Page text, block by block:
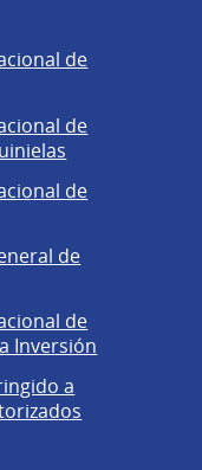
de
de
de
de
de
Inversión
a